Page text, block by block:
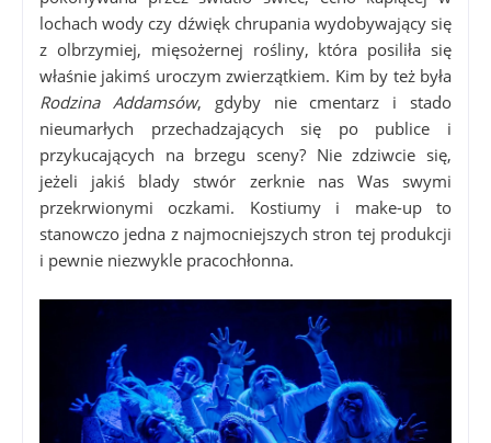
lochach wody czy dźwięk chrupania wydobywający się
z olbrzymiej, mięsożernej rośliny, która posiliła się
właśnie jakimś uroczym zwierzątkiem. Kim by też była
Rodzina Addamsów, gdyby nie cmentarz i stado
nieumarłych przechadzających się po publice i
przykucających na brzegu sceny? Nie zdziwcie się,
jeżeli jakiś blady stwór zerknie nas Was swymi
przekrwionymi oczkami. Kostiumy i make-up to
stanowczo jedna z najmocniejszych stron tej produkcji
i pewnie niezwykle pracochłonna.